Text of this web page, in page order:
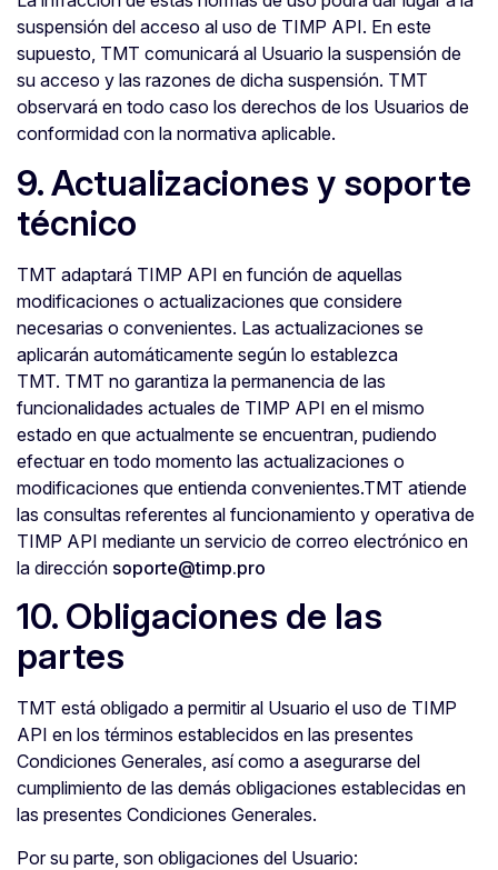
suspensión del acceso al uso de TIMP API. En este
supuesto, TMT comunicará al Usuario la suspensión de
su acceso y las razones de dicha suspensión. TMT
observará en todo caso los derechos de los Usuarios de
conformidad con la normativa aplicable.
9. Actualizaciones y soporte
técnico
TMT adaptará TIMP API en función de aquellas
modificaciones o actualizaciones que considere
necesarias o convenientes. Las actualizaciones se
aplicarán automáticamente según lo establezca
TMT. TMT no garantiza la permanencia de las
funcionalidades actuales de TIMP API en el mismo
estado en que actualmente se encuentran, pudiendo
efectuar en todo momento las actualizaciones o
modificaciones que entienda convenientes.TMT atiende
las consultas referentes al funcionamiento y operativa de
TIMP API mediante un servicio de correo electrónico en
la dirección soporte@timp.pro
10. Obligaciones de las
partes
TMT está obligado a permitir al Usuario el uso de TIMP
API en los términos establecidos en las presentes
Condiciones Generales, así como a asegurarse del
cumplimiento de las demás obligaciones establecidas en
las presentes Condiciones Generales.
Por su parte, son obligaciones del Usuario: